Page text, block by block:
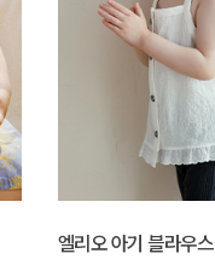
엘리오 아기 블라우스